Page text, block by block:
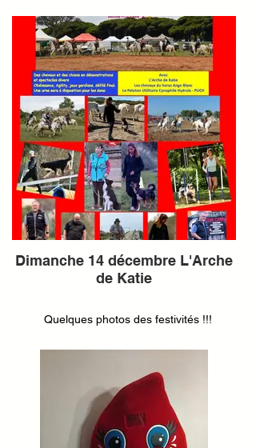
Dimanche 14 décembre L'Arche
de Katie
Quelques photos des festivités !!!